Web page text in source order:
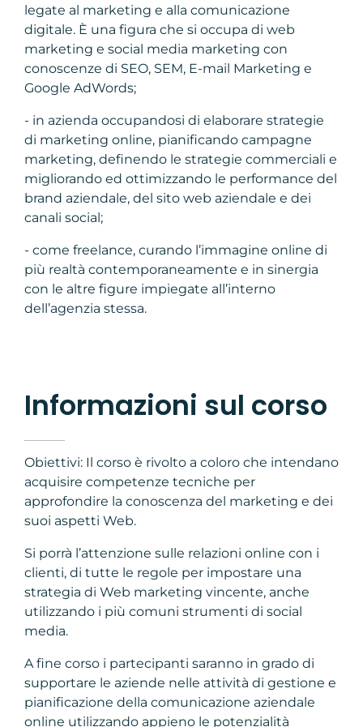
legate al marketing e alla comunicazione
digitale. È una figura che si occupa di web
marketing e social media marketing con
conoscenze di SEO, SEM, E-mail Marketing e
Google AdWords;
- in azienda occupandosi di elaborare strategie
di marketing online, pianificando campagne
marketing, definendo le strategie commerciali e
migliorando ed ottimizzando le performance del
brand aziendale, del sito web aziendale e dei
canali social;
- come freelance, curando l’immagine online di
più realtà contemporaneamente e in sinergia
con le altre figure impiegate all’interno
dell’agenzia stessa.
Informazioni sul corso
Obiettivi: Il corso è rivolto a coloro che intendano
acquisire competenze tecniche per
approfondire la conoscenza del marketing e dei
suoi aspetti Web.
Si porrà l’attenzione sulle relazioni online con i
clienti, di tutte le regole per impostare una
strategia di Web marketing vincente, anche
utilizzando i più comuni strumenti di social
media.
A fine corso i partecipanti saranno in grado di
supportare le aziende nelle attività di gestione e
pianificazione della comunicazione aziendale
online utilizzando appieno le potenzialità